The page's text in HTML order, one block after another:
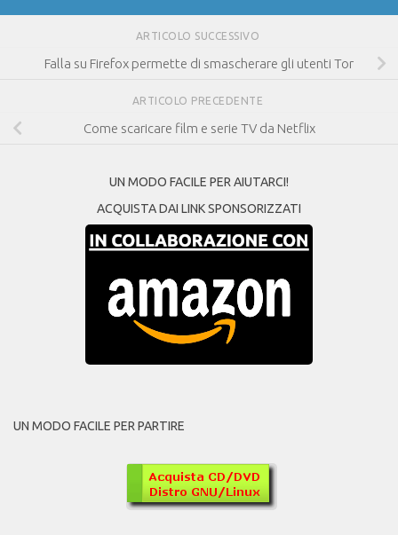
ARTICOLO SUCCESSIVO
Falla su Firefox permette di smascherare gli utenti Tor
ARTICOLO PRECEDENTE
Come scaricare film e serie TV da Netflix
UN MODO FACILE PER AIUTARCI!
ACQUISTA DAI LINK SPONSORIZZATI
UN MODO FACILE PER PARTIRE